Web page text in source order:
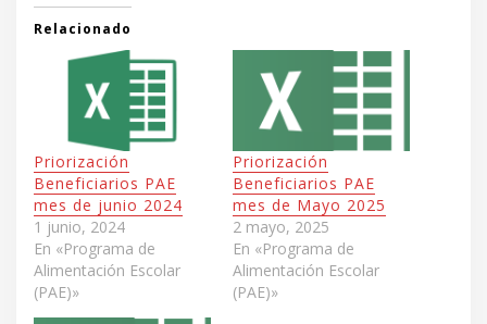
Relacionado
Priorización
Beneficiarios PAE
mes de junio 2024
1 junio, 2024
En «Programa de
Alimentación Escolar
(PAE)»
Priorización
Beneficiarios PAE
mes de Mayo 2025
2 mayo, 2025
En «Programa de
Alimentación Escolar
(PAE)»